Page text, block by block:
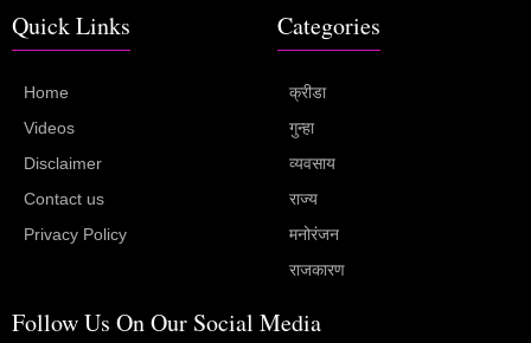
Quick Links
Home
Videos
Disclaimer
Contact us
Privacy Policy
Categories
क्रीडा
गुन्हा
व्यवसाय
राज्य
मनोरंजन
राजकारण
Follow Us On Our Social Media